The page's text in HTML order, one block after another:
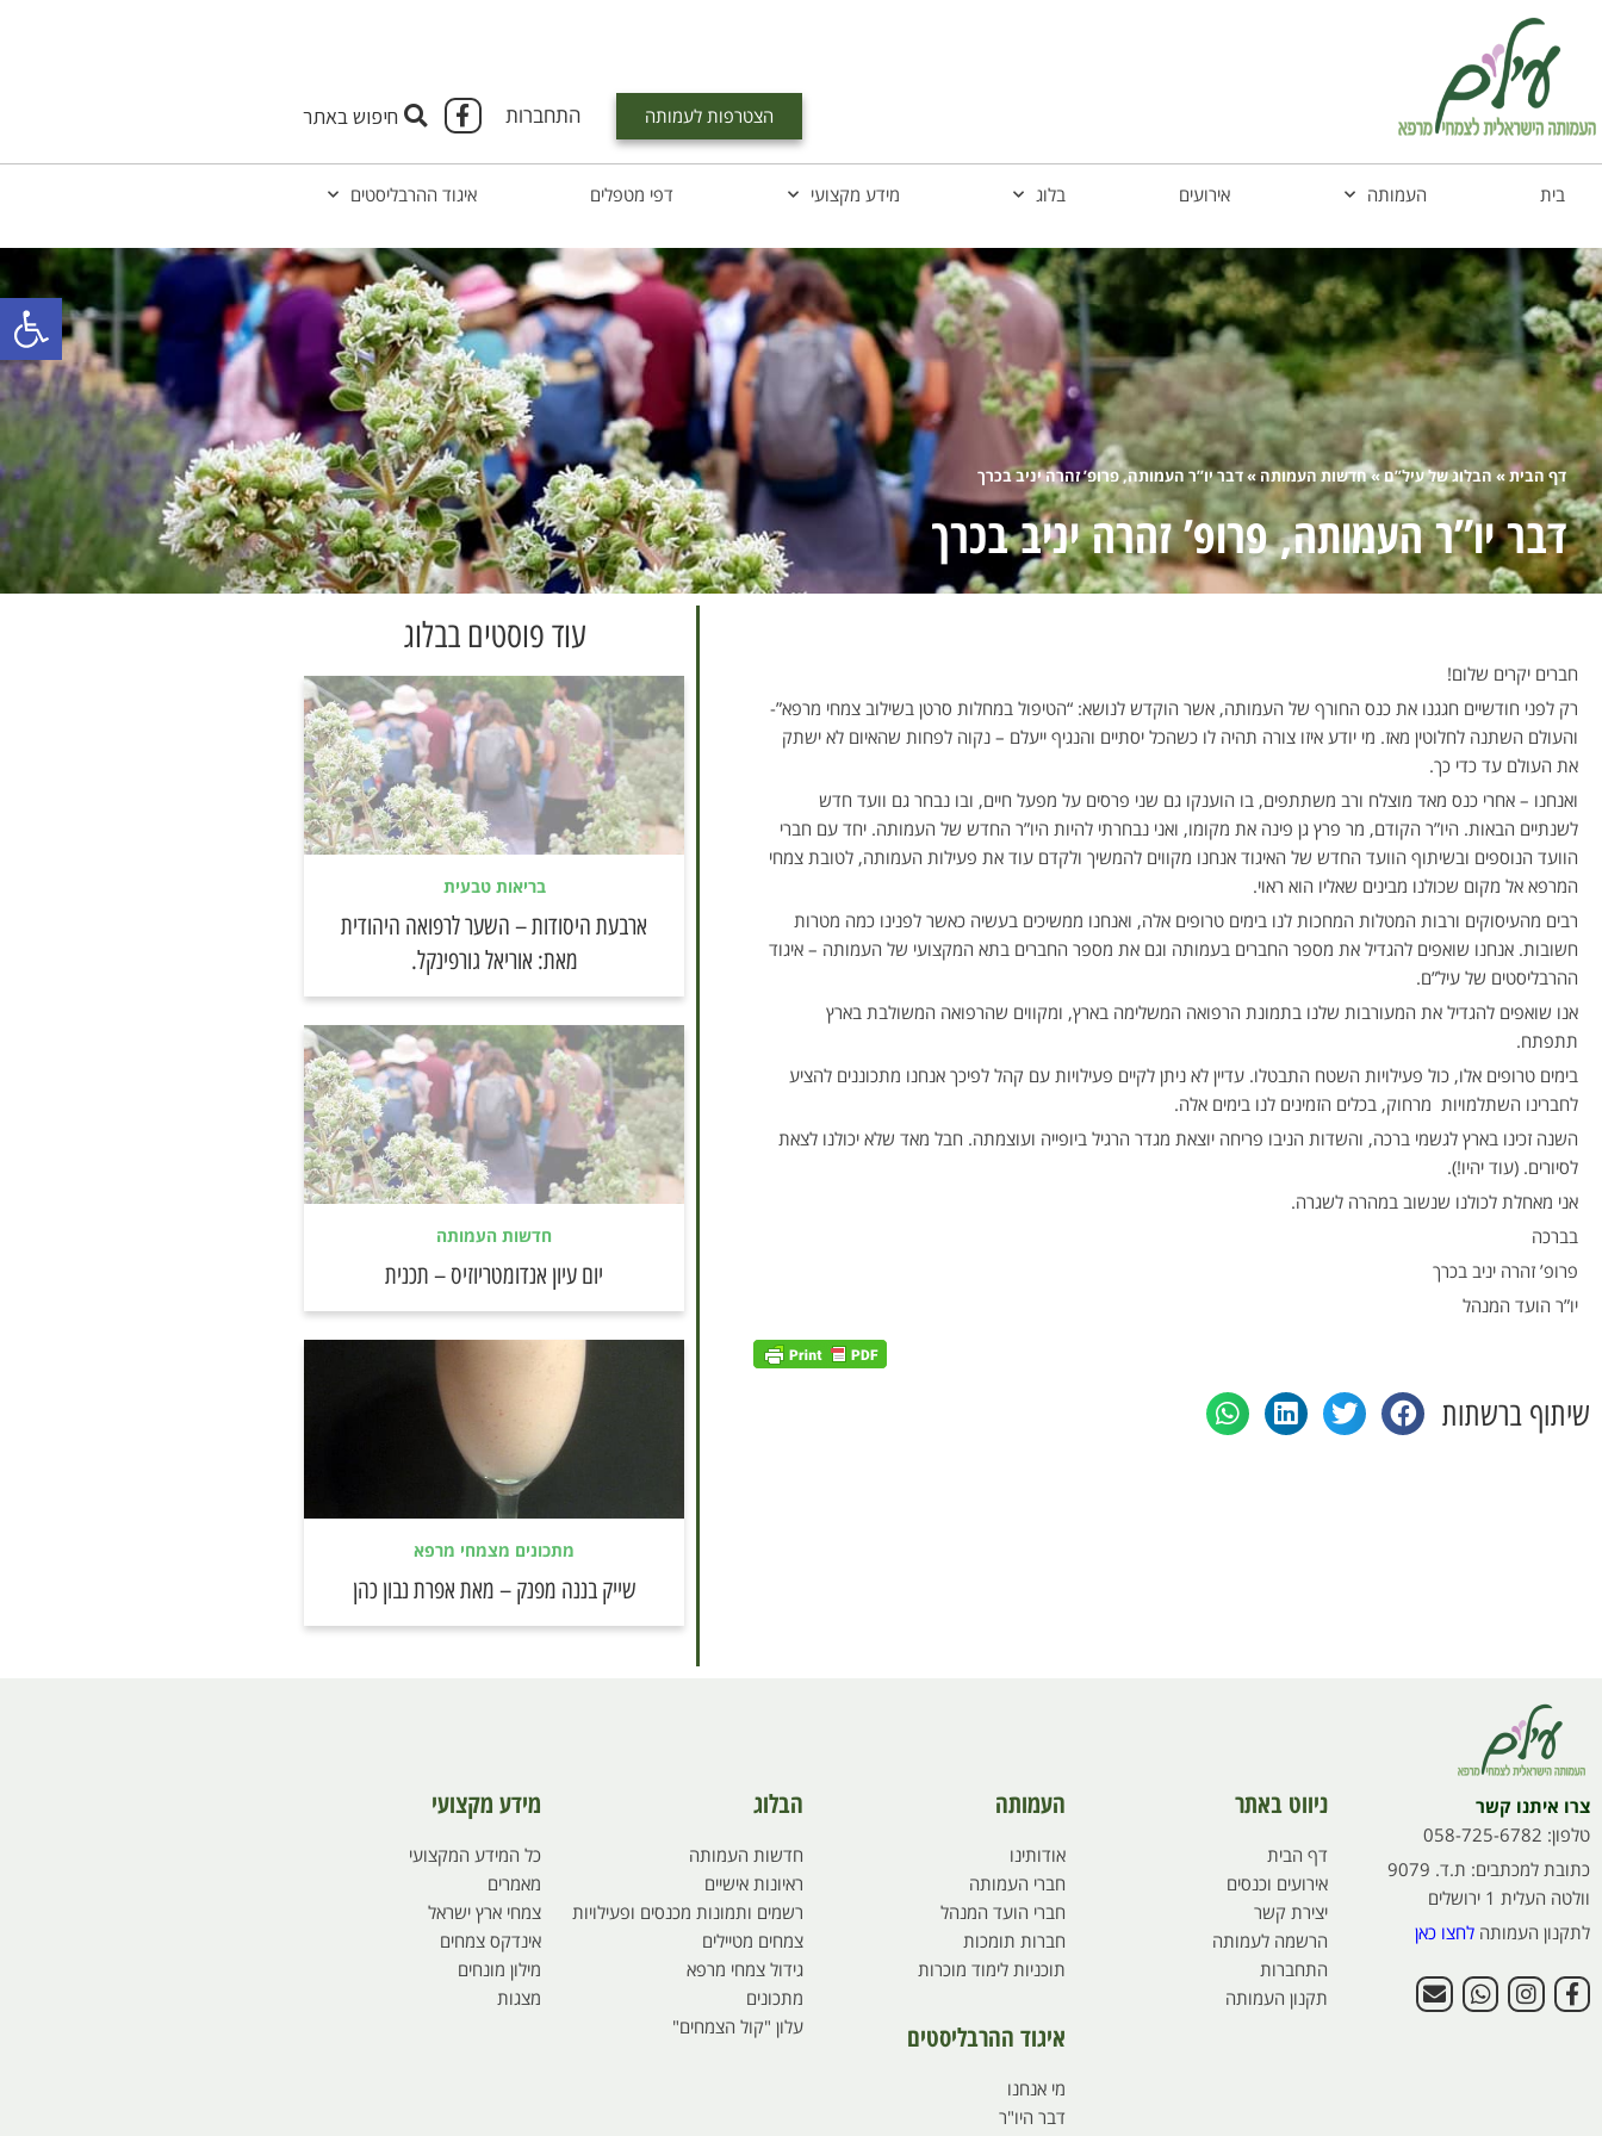
הצטרפות לעמותה התחברות
בית העמותה אירועים בלוג מידע מקצועי דפי מטפלים איגוד ההרבליסטים
דף הבית» הבלוג של עיל”ם»חדשות העמותה»דבר יו”ר העמותה, פרופ’ זהרה יניב בכרך
דבר יו”ר העמותה, פרופ’ זהרה יניב בכרך
חברים יקרים שלום!
רק לפני חודשיים חגגנו את כנס החורף של העמותה, אשר הוקדש לנושא: “הטיפול במחלות סרטן בשילוב צמחי מרפא”-
והעולם השתנה לחלוטין מאז. מי יודע איזו צורה תהיה לו כשהכל יסתיים והנגיף ייעלם – נקוה לפחות שהאיום לא ישתק
את העולם עד כדי כך.
ואנחנו – אחרי כנס מאד מוצלח ורב משתתפים, בו הוענקו גם שני פרסים על מפעל חיים, ובו נבחר גם וועד חדש
לשנתיים הבאות. היו”ר הקודם, מר פרץ גן פינה את מקומו, ואני נבחרתי להיות היו”ר החדש של העמותה. יחד עם חברי
הוועד הנוספים ובשיתוף הוועד החדש של האיגוד אנחנו מקווים להמשיך ולקדם עוד את פעילות העמותה, לטובת צמחי
המרפא אל מקום שכולנו מבינים שאליו הוא ראוי.
רבים מהעיסוקים ורבות המטלות המחכות לנו בימים טרופים אלה, ואנחנו ממשיכים בעשיה כאשר לפנינו כמה מטרות
חשובות. אנחנו שואפים להגדיל את מספר החברים בעמותה וגם את מספר החברים בתא המקצועי של העמותה – איגוד
ההרבליסטים של עיל”ם.
אנו שואפים להגדיל את המעורבות שלנו בתמונת הרפואה המשלימה בארץ, ומקווים שהרפואה המשולבת בארץ
תתפתח.
בימים טרופים אלו, כול פעילויות השטח התבטלו. עדיין לא ניתן לקיים פעילויות עם קהל לפיכך אנחנו מתכוננים להציע
לחברינו השתלמויות מרחוק, בכלים הזמינים לנו בימים אלה.
השנה זכינו בארץ לגשמי ברכה, והשדות הניבו פריחה יוצאת מגדר הרגיל ביופייה ועוצמתה. חבל מאד שלא יכולנו לצאת
לסיורים. (עוד יהיו!).
אני מאחלת לכולנו שנשוב במהרה לשגרה.
בברכה
פרופ’ זהרה יניב בכרך
יו”ר הועד המנהל
שיתוף ברשתות
עוד פוסטים בבלוג
בריאות טבעית
ארבעת היסודות – השער לרפואה היהודית
מאת: אוריאל גורפינקל.
חדשות העמותה
יום עיון אנדומטריוזיס – תכנית
מתכונים מצמחי מרפא
שייק בננה מפנק – מאת אפרת נבון כהן
צרו איתנו קשר
טלפון: 058-725-6782
כתובת למכתבים: ת.ד. 9079
וולטה העלית 1 ירושלים
לתקנון העמותה לחצו כאן
ניווט באתר
דף הבית
אירועים וכנסים
יצירת קשר
הרשמה לעמותה
התחברות
תקנון העמותה
העמותה
אודותינו
חברי העמותה
חברי הועד המנהל
חברות תומכות
תוכניות לימוד מוכרות
איגוד ההרבליסטים
מי אנחנו
דבר היו"ר
הבלוג
חדשות העמותה
ראיונות אישיים
רשמים ותמונות מכנסים ופעילויות
צמחים מטיילים
גידול צמחי מרפא
מתכונים
עלון "קול הצמחים"
מידע מקצועי
כל המידע המקצועי
מאמרים
צמחי ארץ ישראל
אינדקס צמחים
מילון מונחים
מצגות